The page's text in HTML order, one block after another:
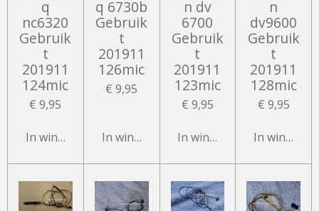
q
nc6320
Gebruik
t
201911
124mic
€ 9,95
In winkelwagen
q 6730b
Gebruik
t
201911
126mic
€ 9,95
In winkelwagen
n dv
6700
Gebruik
t
201911
123mic
€ 9,95
In winkelwagen
n
dv9600
Gebruik
t
201911
128mic
€ 9,95
In